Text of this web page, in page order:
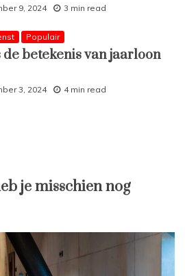
9, 2024 3 min read
Populair
de betekenis van jaarloon
3, 2024 4 min read
je misschien nog